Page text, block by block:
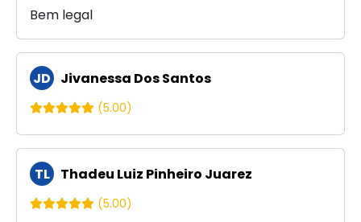
Bem legal
JD Jivanessa Dos Santos
(5.00)
TL Thadeu Luiz Pinheiro Juarez
(5.00)